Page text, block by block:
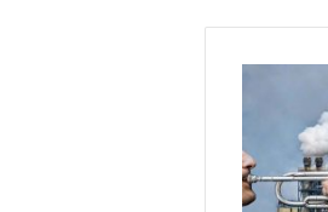
پس
مایکروسافت پشتیبانی از پردازنده‌های نسل ۱۰